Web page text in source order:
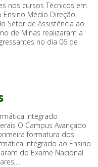
nos cursos Técnicos em
Médio Direção,
Setor de Assistência ao
de Minas realizaram a
no dia 06 de
Integrado
O Campus Avançado
formatura dos
Integrado ao Ensino
do Exame Nacional